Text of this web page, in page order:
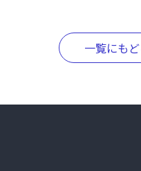
一覧にも